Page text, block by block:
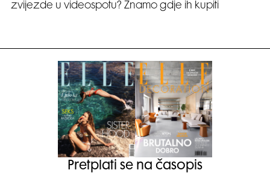
zvijezde u videospotu? Znamo gdje ih kupiti
Pretplati se na časopis